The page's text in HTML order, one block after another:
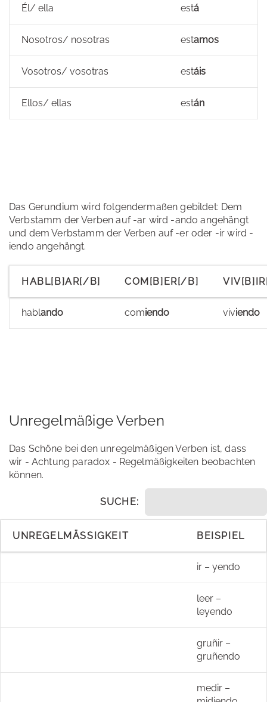
Él/ ella está
Nosotros/ nosotras estamos
Vosotros/ vosotras estáis
Ellos/ ellas están
Das Gerundium wird folgendermaßen gebildet: Dem
Verbstamm der Verben auf -ar wird -ando angehängt
und dem Verbstamm der Verben auf -er oder -ir wird -
iendo angehängt.
HABL[B]AR[/B] COM[B]ER[/B]
hablando comiendo viviendo
Unregelmäßige Verben
Das Schöne bei den unregelmäßigen Verben ist, dass
wir - Achtung paradox - Regelmäßigkeiten beobachten
können.
SUCHE:
UNREGELMÄSSIGKEIT BEISPIEL
ir – yendo
leer –
leyendo
gruñir –
gruñendo
medir –